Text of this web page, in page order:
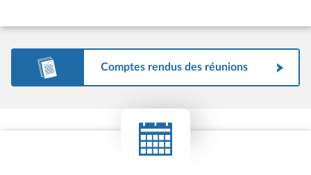
Comptes rendus des réunions